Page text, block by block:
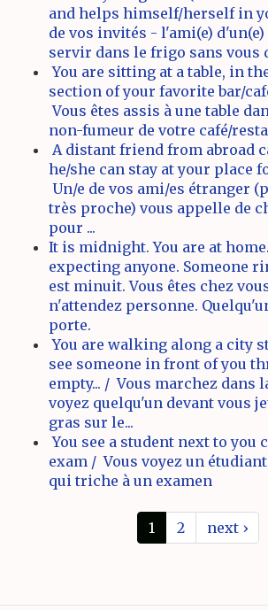
and helps himself/herself in
de vos invités - l'ami(e) d'un(e)
servir dans le frigo sans vous
You are sitting at a table, in
section of your favorite bar/
Vous êtes assis à une table
non-fumeur de votre café/
A distant friend from abroad
he/she can stay at your place
Un/e de vos ami/es étranger
très proche) vous appelle de
pour ...
It is midnight. You are at
expecting anyone. Someone
est minuit. Vous êtes chez
n'attendez personne.
porte.
You are walking along a city
see someone in front of you
empty... / Vous marchez dans
voyez quelqu'un devant vous
gras sur le...
You see a student next to you
exam / Vous voyez un
qui triche à un examen
1 2 next ›